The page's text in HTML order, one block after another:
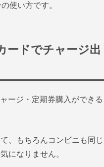
使い方です。
ードでチャージ出
ージ・定期券購入ができる
、もちろんコンビニも同じ
になりません。